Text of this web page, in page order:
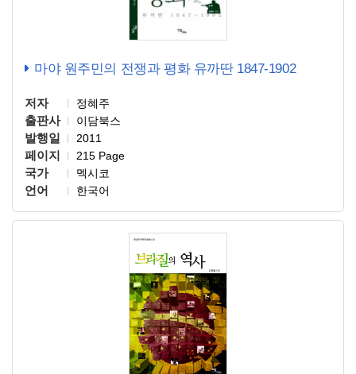
마야 원주민의 전쟁과 평화 유까딴 1847-1902
저자 정혜주
출판사 이담북스
발행일 2011
페이지 215 Page
국가 멕시코
언어 한국어